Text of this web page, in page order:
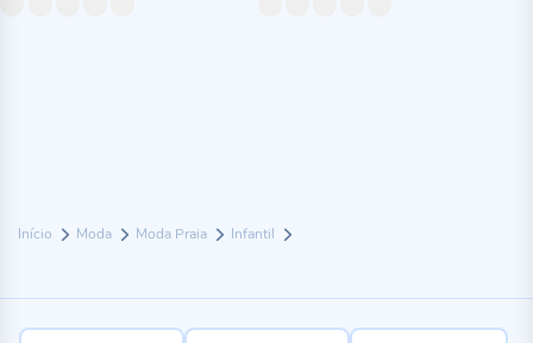
Início Moda Moda Praia Infantil